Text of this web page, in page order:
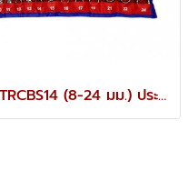
TPQ-TRCBS14 (8-24 มม.) ประแจแหวนข้างปากตายชุด 14 ตัว TOREX